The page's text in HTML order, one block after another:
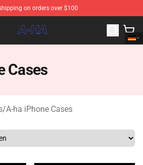
on orders over $100
A-ha Merchandise Shop
Cases
/A-ha iPhone Cases